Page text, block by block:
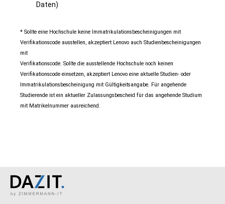
Daten)
* Sollte eine Hochschule keine Immatrikulationsbescheinigungen mit
Verifikationscode ausstellen, akzeptiert Lenovo auch Studienbescheinigungen
mit
Verifikationscode. Sollte die ausstellende Hochschule noch keinen
Verifikationscode einsetzen, akzeptiert Lenovo eine aktuelle Studien- oder
Immatrikulationsbescheinigung mit Gültigkeitsangabe. Für angehende
Studierende ist ein aktueller Zulassungsbescheid für das angehende Studium
mit Matrikelnummer ausreichend.